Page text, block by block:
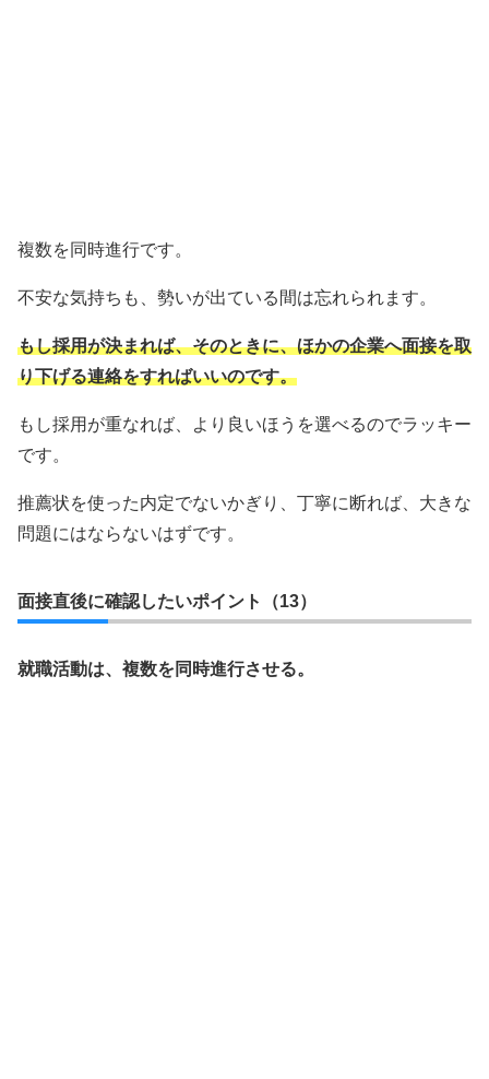
複数を同時進行です。
不安な気持ちも、勢いが出ている間は忘れられます。
もし採用が決まれば、そのときに、ほかの企業へ面接を取
り下げる連絡をすればいいのです。
もし採用が重なれば、より良いほうを選べるのでラッキー
です。
推薦状を使った内定でないかぎり、丁寧に断れば、大きな
問題にはならないはずです。
面接直後に確認したいポイント（13）
就職活動は、複数を同時進行させる。